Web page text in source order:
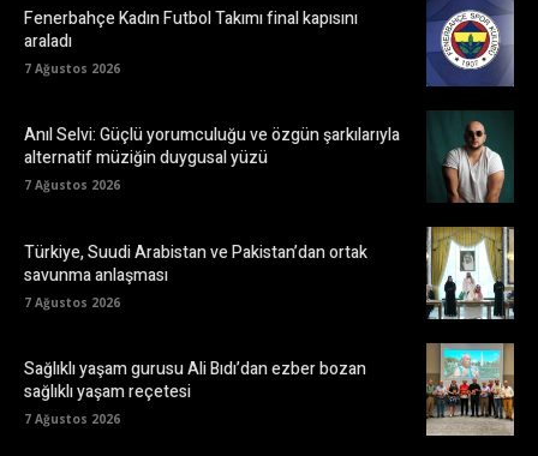
Fenerbahçe Kadın Futbol Takımı final kapısını
araladı
7 Ağustos 2026
Anıl Selvi: Güçlü yorumculuğu ve özgün şarkılarıyla
alternatif müziğin duygusal yüzü
7 Ağustos 2026
Türkiye, Suudi Arabistan ve Pakistan’dan ortak
savunma anlaşması
7 Ağustos 2026
Sağlıklı yaşam gurusu Ali Bıdı’dan ezber bozan
sağlıklı yaşam reçetesi
7 Ağustos 2026